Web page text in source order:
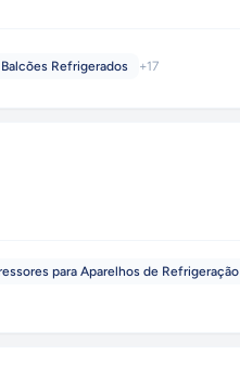
Balcões Refrigerados +17
para Aparelhos de Refrigeração